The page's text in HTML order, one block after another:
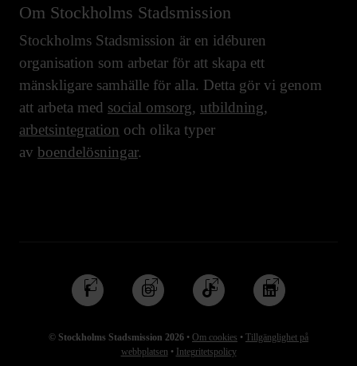
Om Stockholms Stadsmission
Stockholms Stadsmission är en idéburen
organisation som arbetar för att skapa ett
mänskligare samhälle för alla. Detta gör vi genom
att arbeta med social omsorg, utbildning,
arbetsintegration och olika typer
av boendelösningar.
© Stockholms Stadsmission 2026 • Om cookies • Tillgänglighet på
webbplatsen • Integritetspolicy
Följ
oss
Facebook
Följ
oss
Instagram
Följ
oss
TikTok
Följ
oss
Linkedin